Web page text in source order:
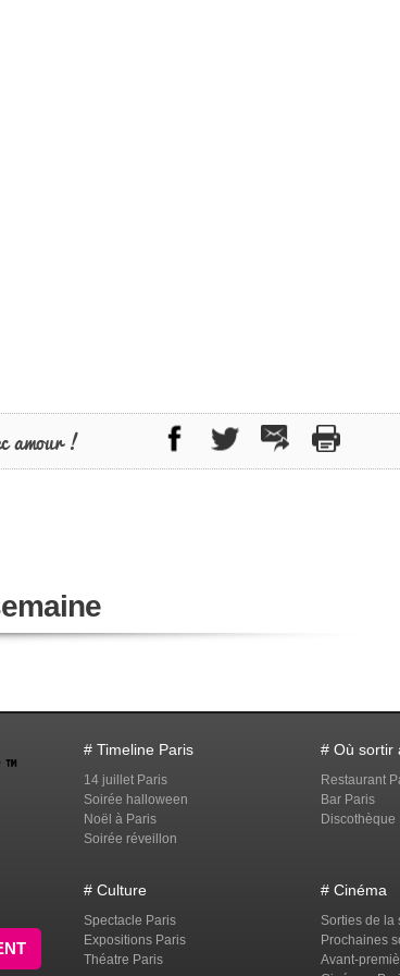
amour !
# Timeline Paris
14 juillet Paris
Soirée halloween
Noël à Paris
Soirée réveillon
# Où sortir
Restaurant
Bar Paris
Discothèque
# Culture
Spectacle Paris
Expositions Paris
Théatre Paris
# Cinéma
Sorties de la
Prochaines
Avant-